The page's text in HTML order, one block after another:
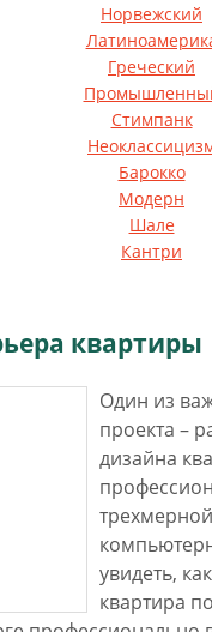
Норвежский
Греческий
Стимпанк
Барокко
Модерн
Шале
Кантри
квартиры
Один из
проекта –
дизайна
увидеть,
квартира